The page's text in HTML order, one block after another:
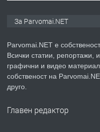
ПРЕДЛАГА
За Parvomai.NET
Parvomai.NET е
Всички статии, репортажи,
графични и видео
собственост на
друго.
Главен редактор